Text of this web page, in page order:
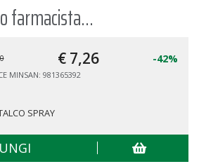
farmacista...
€ 7,26 -42%
MINSAN: 981365392
SPRAY